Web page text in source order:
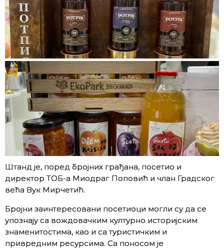
Штанд је, поред бројних грађана, посетио и
директор ТОБ-а Миодраг Поповић и члан Градског
већа Вук Мирчетић.
Бројни заинтересовани посетиоци могли су да се
упознају са вождовачким културно историјским
знаменитостима, као и са туристичким и
привредним ресурсима. Са поносом је